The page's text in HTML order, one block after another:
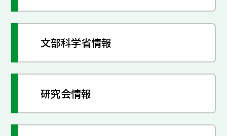
文部科学省情報
研究会情報